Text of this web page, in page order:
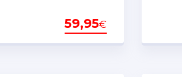
59,95€